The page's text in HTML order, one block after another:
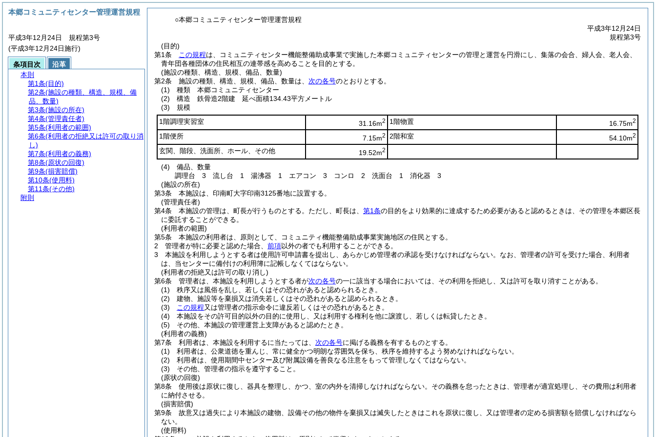
○本郷コミュニティセンター管理運営規程
平成3年12月24日
規程第3号
(目的)
第1条
この規程は、コミュニティセンター機能整備助成事業で実施した本郷コミュニティセンターの管理と運営を円滑にし、集落の会合、婦人会、老人会、
青年団各種団体の住民相互の連帯感を高めることを目的とする。
(施設の種類、構造、規模、備品、数量)
第2条
施設の種類、構造、規模、備品、数量は、 次の各号のとおりとする。
(1)
種類 本郷コミュニティセンター
(2)
構造 鉄骨造2階建 延べ面積134.43平方メートル
(3)
規模
1階調理実習室
31.16m2 1階物置 16.75m2
1階便所 7.15m2 2階和室 54.10m2
玄関、階段、洗面所、ホール、その他 19.52m2
(4)
備品、数量
調理台 3 流し台 1 湯沸器 1 エアコン 3 コンロ 2 洗面台 1 消化器 3
(施設の所在)
第3条
本施設は、印南町大字印南3125番地に設置する。
(管理責任者)
第4条
本施設の管理は、町長が行うものとする。 ただし、町長は、 第1条の目的をより効果的に達成するため必要があると認めるときは、その管理を本郷区長
に委託することができる。
(利用者の範囲)
第5条
本施設の利用者は、原則として、コミュニティ機能整備助成事業実施地区の住民とする。
2
管理者が特に必要と認めた場合、 前項以外の者でも利用することができる。
3
本施設を利用しようとする者は使用許可申請書を提出し、あらかじめ管理者の承認を受けなければならない。 なお、管理者の許可を受けた場合、利用者
は、当センターに備付けの利用簿に記帳しなくてはならない。
(利用者の拒絶又は許可の取り消し)
第6条
管理者は、本施設を利用しようとする者が次の各号の一に該当する場合においては、その利用を拒絶し、又は許可を取り消すことがある。
(1)
秩序又は風俗を乱し、若しくはその恐れがあると認められるとき。
(2)
建物、施設等を棄損又は消失若しくはその恐れがあると認められるとき。
(3)
この規程又は管理者の指示命令に違反若しくはその恐れがあるとき。
(4)
本施設をその許可目的以外の目的に使用し、又は利用する権利を他に譲渡し、若しくは転貸したとき。
(5)
その他、本施設の管理運営上支障があると認めたとき。
(利用者の義務)
第7条
利用者は、本施設を利用するに当たっては、 次の各号に掲げる義務を有するものとする。
(1)
利用者は、公衆道徳を重んじ、常に健全かつ明朗な雰囲気を保ち、秩序を維持するよう努めなければならない。
(2)
利用者は、使用期間中センター及び附属設備を善良なる注意をもって管理しなくてはならない。
(3)
その他、管理者の指示を遵守すること。
(原状の回復)
第8条
使用後は原状に復し、器具を整理し、かつ、室の内外を清掃しなければならない。 その義務を怠ったときは、管理者が適宜処理し、その費用は利用者
に納付させる。
(損害賠償)
第9条
故意又は過失により本施設の建物、設備その他の物件を棄損又は滅失したときはこれを原状に復し、又は管理者の定める損害額を賠償しなければなら
ない。
(使用料)
本郷コミュニティセンター管理運営規程
平成3年12月24日 規程第3号
(平成3年12月24日施行)
条項目次
沿革
本則
第1条(目的)
第2条(施設の種類、構造、規模、備
品、数量)
第3条(施設の所在)
第4条(管理責任者)
第5条(利用者の範囲)
第6条(利用者の拒絶又は許可の取り消
し)
第7条(利用者の義務)
第8条(原状の回復)
第9条(損害賠償)
第10条(使用料)
第11条(その他)
附則